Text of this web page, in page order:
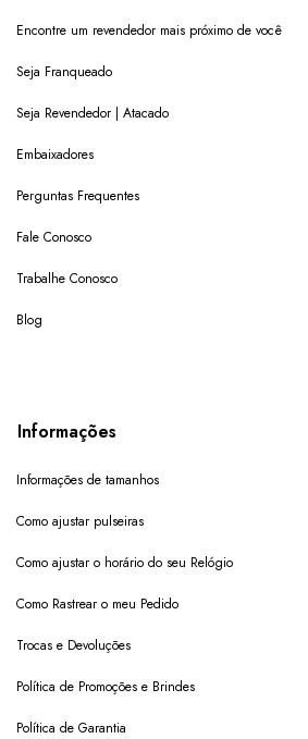
Encontre um revendedor mais próximo de você
Seja Franqueado
Seja Revendedor | Atacado
Embaixadores
Perguntas Frequentes
Fale Conosco
Trabalhe Conosco
Blog
Informações
Informações de tamanhos
Como ajustar pulseiras
Como ajustar o horário do seu Relógio
Como Rastrear o meu Pedido
Trocas e Devoluções
Política de Promoções e Brindes
Política de Garantia